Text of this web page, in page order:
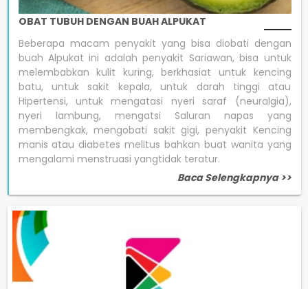
OBAT TUBUH DENGAN BUAH ALPUKAT
Beberapa macam penyakit yang bisa diobati dengan
buah Alpukat ini adalah penyakit Sariawan, bisa untuk
melembabkan kulit kuring, berkhasiat untuk kencing
batu, untuk sakit kepala, untuk darah tinggi atau
Hipertensi, untuk mengatasi nyeri saraf (neuralgia),
nyeri lambung, mengatsi Saluran napas yang
membengkak, mengobati sakit gigi, penyakit Kencing
manis atau diabetes melitus bahkan buat wanita yang
mengalami menstruasi yangtidak teratur.
Baca Selengkapnya >>